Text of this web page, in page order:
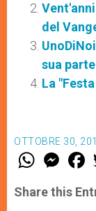
del
sua parte
La
OTTOBRE 30,
W
t
s
M
e
s
e
F
a
e
b
Share this